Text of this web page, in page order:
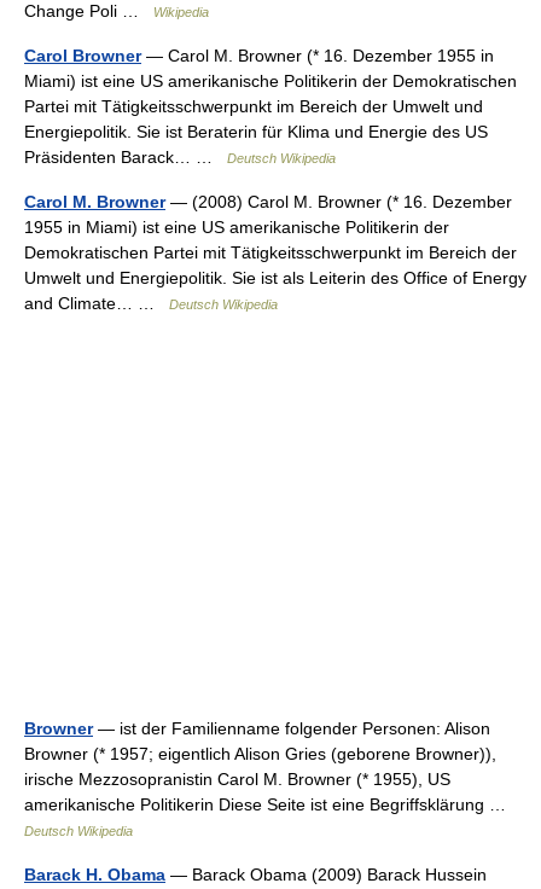
Change Poli … Wikipedia
Carol Browner— Carol M. Browner (* 16. Dezember 1955 in
Miami) ist eine US amerikanische Politikerin der Demokratischen
Partei mit Tätigkeitsschwerpunkt im Bereich der Umwelt und
Energiepolitik. Sie ist Beraterin für Klima und Energie des US
Präsidenten Barack… …
Deutsch Wikipedia
Carol M. Browner— (2008) Carol M. Browner (* 16. Dezember
1955 in Miami) ist eine US amerikanische Politikerin der
Demokratischen Partei mit Tätigkeitsschwerpunkt im Bereich der
Umwelt und Energiepolitik. Sie ist als Leiterin des Office of Energy
and Climate… …
Deutsch Wikipedia
Browner— ist der Familienname folgender Personen: Alison
Browner (* 1957; eigentlich Alison Gries (geborene Browner)),
irische Mezzosopranistin Carol M. Browner (* 1955), US
amerikanische Politikerin Diese Seite ist eine Begriffsklärung …
Deutsch Wikipedia
Barack H. Obama — Barack Obama (2009) Barack Hussein